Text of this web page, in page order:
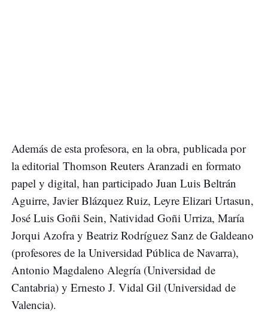
Además de esta profesora, en la obra, publicada por
la editorial Thomson Reuters Aranzadi en formato
papel y digital, han participado Juan Luis Beltrán
Aguirre, Javier Blázquez Ruiz, Leyre Elizari Urtasun,
José Luis Goñi Sein, Natividad Goñi Urriza, María
Jorqui Azofra y Beatriz Rodríguez Sanz de Galdeano
(profesores de la Universidad Pública de Navarra),
Antonio Magdaleno Alegría (Universidad de
Cantabria) y Ernesto J. Vidal Gil (Universidad de
Valencia).